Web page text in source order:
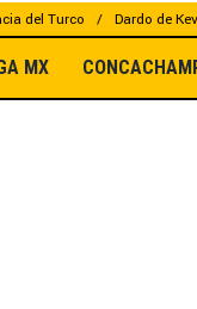
del Turco Dardo de
MX